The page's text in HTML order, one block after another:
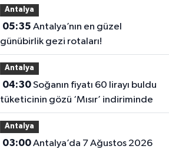
Antalya
05:35
günübirlik gezi rotaları!
Antalya
04:30Soğanın fiyatı 60 lirayı buldu
tüketicinin gözü ‘Mısır’ indiriminde
Antalya
03:00Antalya’da 7 Ağustos 2026